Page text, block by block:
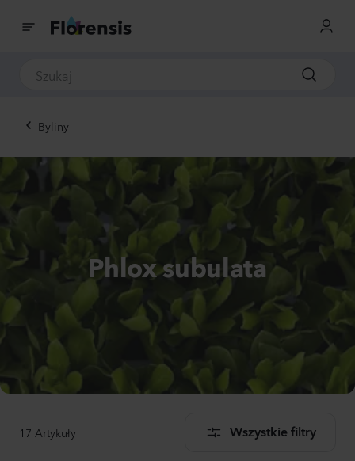
Byliny
Phlox subulata
17 Artykuły Wszystkie filtry